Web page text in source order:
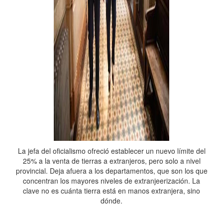
La jefa del oficialismo ofreció establecer un nuevo límite del
25% a la venta de tierras a extranjeros, pero solo a nivel
provincial. Deja afuera a los departamentos, que son los que
concentran los mayores niveles de extranjeerización. La
clave no es cuánta tierra está en manos extranjera, sino
dónde.